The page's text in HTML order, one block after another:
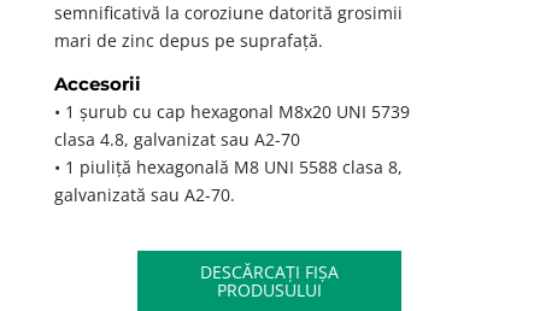
semnificativă la coroziune datorită grosimii
mari de zinc depus pe suprafață.
Accesorii
• 1 șurub cu cap hexagonal M8x20 UNI 5739
clasa 4.8, galvanizat sau A2-70
• 1 piuliță hexagonală M8 UNI 5588 clasa 8,
galvanizată sau A2-70.
DESCĂRCAȚI FIȘA
PRODUSULUI